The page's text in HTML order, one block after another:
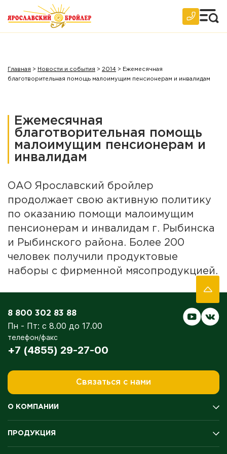
2012 год
2011 год
2009 год
Архив
Главная > Новости и события > 2014 > Ежемесячная
благотворительная помощь малоимущим пенсионерам и инвалидам
Ежемесячная
благотворительная помощь
малоимущим пенсионерам и
инвалидам
ОАО Ярославский бройлер
продолжает свою активную политику
по оказанию помощи малоимущим
пенсионерам и инвалидам г. Рыбинска
и Рыбинского района. Более 200
человек получили продуктовые
наборы с фирменной мясопродукцией.
О КОМПАНИИ
История компании
ПРОДУКЦИЯ
8 800 302 83 88
Пн - Пт: с 8.00 до 17.00
телефон/факс
+7 (4855) 29-27-00
Связаться с нами